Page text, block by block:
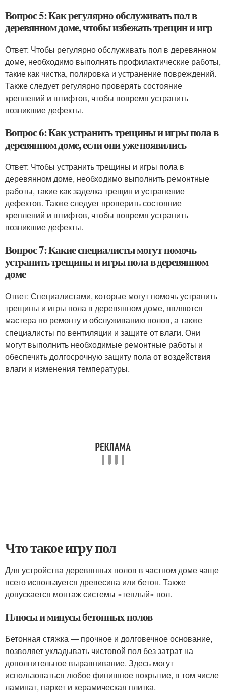
Вопрос 5: Как регулярно обслуживать пол в
деревянном доме, чтобы избежать трещин и игр
Ответ: Чтобы регулярно обслуживать пол в деревянном
доме, необходимо выполнять профилактические работы,
такие как чистка, полировка и устранение повреждений.
Также следует регулярно проверять состояние
креплений и штифтов, чтобы вовремя устранить
возникшие дефекты.
Вопрос 6: Как устранить трещины и игры пола в
деревянном доме, если они уже появились
Ответ: Чтобы устранить трещины и игры пола в
деревянном доме, необходимо выполнить ремонтные
работы, такие как заделка трещин и устранение
дефектов. Также следует проверить состояние
креплений и штифтов, чтобы вовремя устранить
возникшие дефекты.
Вопрос 7: Какие специалисты могут помочь
устранить трещины и игры пола в деревянном
доме
Ответ: Специалистами, которые могут помочь устранить
трещины и игры пола в деревянном доме, являются
мастера по ремонту и обслуживанию полов, а также
специалисты по вентиляции и защите от влаги. Они
могут выполнить необходимые ремонтные работы и
обеспечить долгосрочную защиту пола от воздействия
влаги и изменения температуры.
Что такое игру пол
Для устройства деревянных полов в частном доме чаще
всего используется древесина или бетон. Также
допускается монтаж системы «теплый» пол.
Плюсы и минусы бетонных полов
Бетонная стяжка — прочное и долговечное основание,
позволяет укладывать чистовой пол без затрат на
дополнительное выравнивание. Здесь могут
использоваться любое финишное покрытие, в том числе
ламинат, паркет и керамическая плитка.